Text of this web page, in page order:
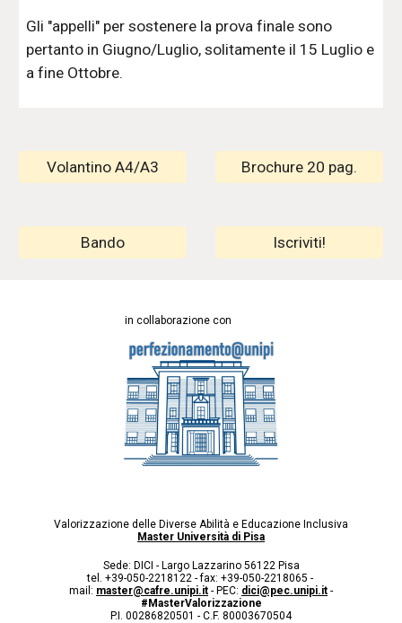
Gli "appelli" per sostenere la prova finale sono
pertanto in Giugno/Luglio, solitamente il 15 Luglio e
a fine Ottobre.
Volantino A4/A3 Brochure 20 pag.
Bando Iscriviti!
in collaborazione con
Valorizzazione delle Diverse Abilità e Educazione Inclusiva
Master Università di Pisa
Sede: DICI - Largo Lazzarino 56122 Pisa
tel. +39-050-2218122 - fax: +39-050-2218065 -
mail: master@cafre.unipi.it - PEC: dici@pec.unipi.it -
#MasterValorizzazione
P.I. 00286820501 - C.F. 80003670504